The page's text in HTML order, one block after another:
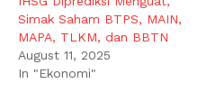
Simak Saham BTPS, MAIN,
MAPA, TLKM, dan BBTN
August 11, 2025
In "Ekonomi"